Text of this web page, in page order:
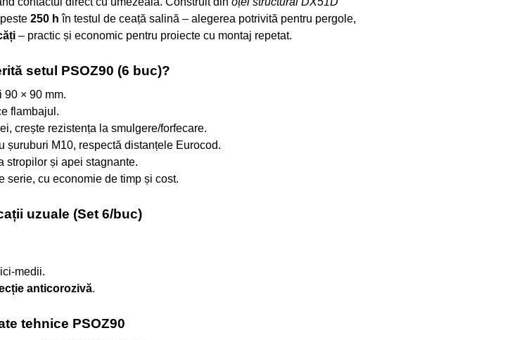
250 h în testul de ceață salină – alegerea potrivită pentru pergole,
– practic și economic pentru proiecte cu montaj repetat.
setul PSOZ90 (6 buc)?
90 × 90 mm.
flambajul.
crește rezistența la smulgere/forfecare.
șuruburi M10, respectă distanțele Eurocod.
stropilor și apei stagnante.
serie, cu economie de timp și cost.
uzuale (Set 6/buc)
medii.
anticorozivă.
tehnice PSOZ90